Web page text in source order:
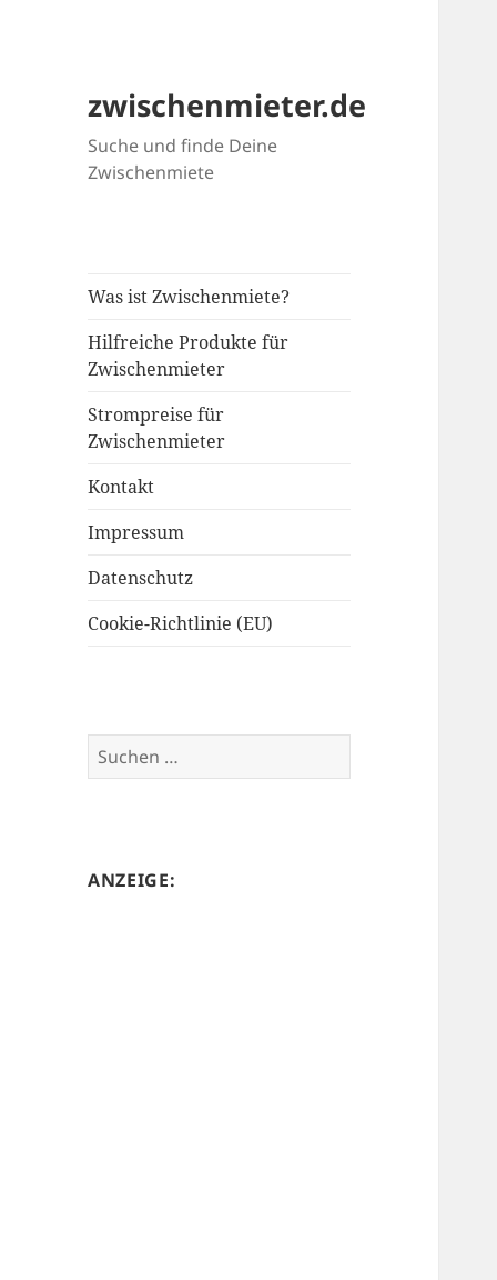
zwischenmieter.de
Suche und finde Deine
Zwischenmiete
Was ist Zwischenmiete?
Hilfreiche Produkte für
Zwischenmieter
Strompreise für
Zwischenmieter
Kontakt
Impressum
Datenschutz
Cookie-Richtlinie (EU)
Suchen
nach:
ANZEIGE: